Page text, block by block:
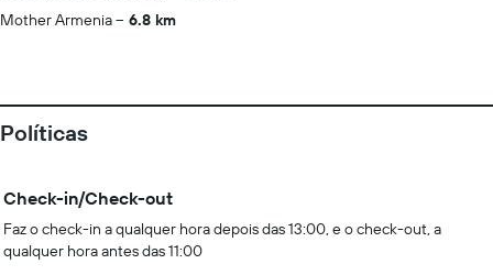
Mother Armenia
6.8 km
Políticas
Check-in/Check-out
Faz o check-in a qualquer hora depois das 13:00, e o check-out, a
qualquer hora antes das 11:00